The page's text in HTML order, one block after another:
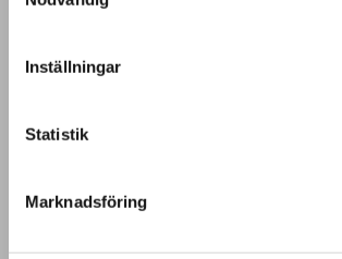
Inställningar
Statistik
Marknadsföring